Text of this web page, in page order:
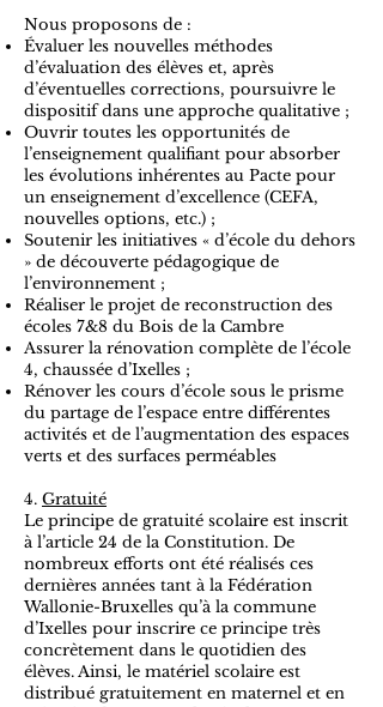
Nous proposons de :
Évaluer les nouvelles méthodes
d’évaluation des élèves et, après
d’éventuelles corrections, poursuivre le
dispositif dans une approche qualitative ;
Ouvrir toutes les opportunités de
l’enseignement qualifiant pour absorber
les évolutions inhérentes au Pacte pour
un enseignement d’excellence (CEFA,
nouvelles options, etc.) ;
Soutenir les initiatives « d’école du dehors
» de découverte pédagogique de
l’environnement ;
Réaliser le projet de reconstruction des
écoles 7&8 du Bois de la Cambre
Assurer la rénovation complète de l’école
4, chaussée d’Ixelles ;
Rénover les cours d’école sous le prisme
du partage de l’espace entre différentes
activités et de l’augmentation des espaces
verts et des surfaces perméables
4. Gratuité
Le principe de gratuité scolaire est inscrit
à l’article 24 de la Constitution. De
nombreux efforts ont été réalisés ces
dernières années tant à la Fédération
Wallonie-Bruxelles qu’à la commune
d’Ixelles pour inscrire ce principe très
concrètement dans le quotidien des
élèves. Ainsi, le matériel scolaire est
distribué gratuitement en maternel et en